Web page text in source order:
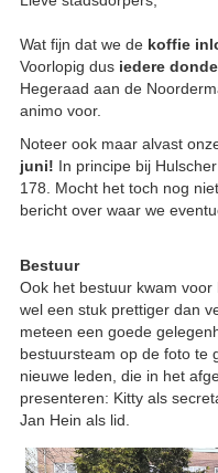
Wat fijn dat we de koffie
Voorlopig dus iedere
Hegeraad aan de
animo voor.
Noteer ook maar alvast
juni! In principe bij
178. Mocht het toch nog
bericht over waar we
Bestuur
Ook het bestuur kwam voor
wel een stuk prettiger dan
meteen een goede
bestuursteam op de foto te
nieuwe leden, die in het
presenteren: Kitty als
Jan Hein als lid.